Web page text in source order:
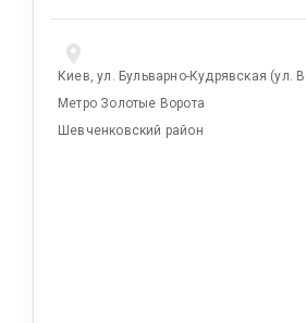
Киев, ул. Бульварно-Кудрявская (ул.
Метро Золотые Ворота
Шевченковский район